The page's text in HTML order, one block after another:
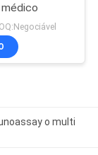
o multi